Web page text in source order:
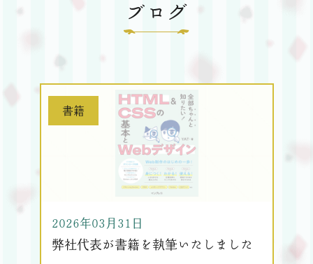
ブログ
書籍
2026年03月31日
弊社代表が書籍を執筆いたしました